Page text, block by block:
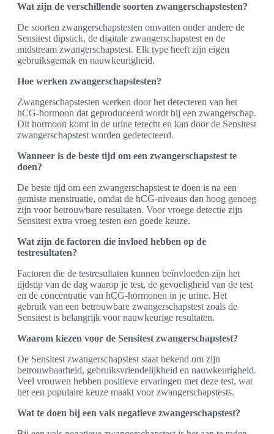
Wat zijn de verschillende soorten zwangerschapstesten?
De soorten zwangerschapstesten omvatten onder andere de
Sensitest dipstick, de digitale zwangerschapstest en de
midstream zwangerschapstest. Elk type heeft zijn eigen
gebruiksgemak en nauwkeurigheid.
Hoe werken zwangerschapstesten?
Zwangerschapstesten werken door het detecteren van het
hCG-hormoon dat geproduceerd wordt bij een zwangerschap.
Dit hormoon komt in de urine terecht en kan door de Sensitest
zwangerschapstest worden gedetecteerd.
Wanneer is de beste tijd om een zwangerschapstest te
doen?
De beste tijd om een zwangerschapstest te doen is na een
gemiste menstruatie, omdat de hCG-niveaus dan hoog genoeg
zijn voor betrouwbare resultaten. Voor vroege detectie zijn
Sensitest extra vroeg testen een goede keuze.
Wat zijn de factoren die invloed hebben op de
testresultaten?
Factoren die de testresultaten kunnen beïnvloeden zijn het
tijdstip van de dag waarop je test, de gevoeligheid van de test
en de concentratie van hCG-hormonen in je urine. Het
gebruik van een betrouwbare zwangerschapstest zoals de
Sensitest is belangrijk voor nauwkeurige resultaten.
Waarom kiezen voor de Sensitest zwangerschapstest?
De Sensitest zwangerschapstest staat bekend om zijn
betrouwbaarheid, gebruiksvriendelijkheid en nauwkeurigheid.
Veel vrouwen hebben positieve ervaringen met deze test, wat
het een populaire keuze maakt voor zwangerschapstests.
Wat te doen bij een vals negatieve zwangerschapstest?